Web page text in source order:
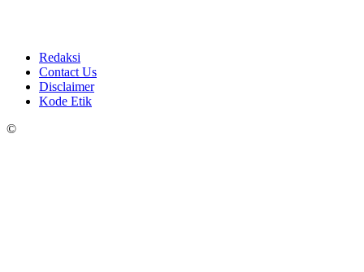
Redaksi
Contact Us
Disclaimer
Kode Etik
©